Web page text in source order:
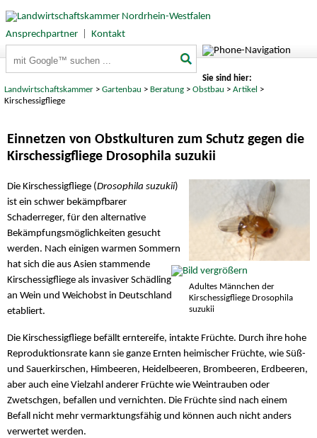
Ansprechpartner|
Kontakt
Sie sind hier:
Landwirtschaftskammer >Gartenbau > Beratung >Obstbau >Artikel >
Kirschessigfliege
Einnetzen von Obstkulturen zum Schutz gegen die
Kirschessigfliege Drosophila suzukii
Adultes Männchen der
Kirschessigfliege Drosophila
suzukii
Die Kirschessigfliege (Drosophila suzukii)
ist ein schwer bekämpfbarer
Schaderreger, für den alternative
Bekämpfungsmöglichkeiten gesucht
werden. Nach einigen warmen Sommern
hat sich die aus Asien stammende
Kirschessigfliege als invasiver Schädling
an Wein und Weichobst in Deutschland
etabliert.
Die Kirschessigfliege befällt erntereife, intakte Früchte. Durch ihre hohe
Reproduktionsrate kann sie ganze Ernten heimischer Früchte, wie Süß-
und Sauerkirschen, Himbeeren, Heidelbeeren, Brombeeren, Erdbeeren,
aber auch eine Vielzahl anderer Früchte wie Weintrauben oder
Zwetschgen, befallen und vernichten. Die Früchte sind nach einem
Befall nicht mehr vermarktungsfähig und können auch nicht anders
verwertet werden.